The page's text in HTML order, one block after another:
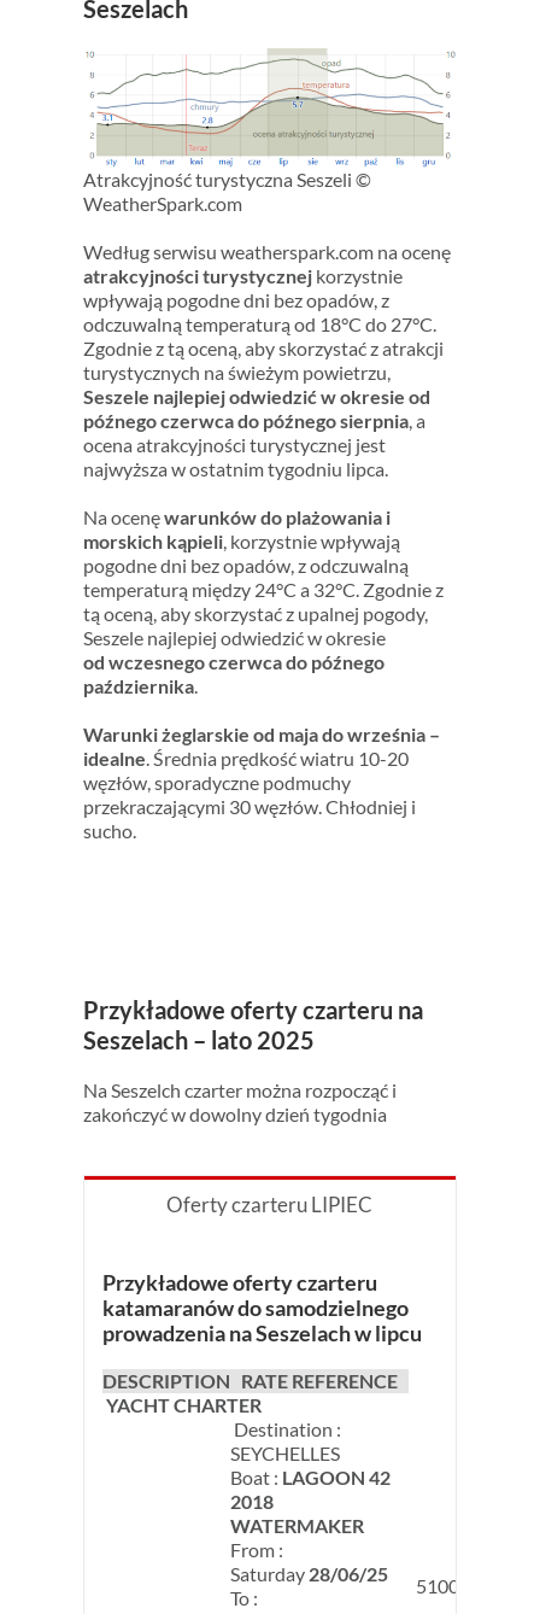
Seszelach
Atrakcyjność turystyczna Seszeli ©
WeatherSpark.com
Według serwisu weatherspark.com na ocenę
atrakcyjności turystycznejkorzystnie
wpływają pogodne dni bez opadów, z
odczuwalną temperaturą od 18°C do 27°C.
Zgodnie z tą oceną, aby skorzystać z atrakcji
turystycznych na świeżym powietrzu,
Seszele najlepiej odwiedzić w okresie od
późnego czerwca do późnego sierpnia, a
ocena atrakcyjności turystycznej jest
najwyższa w ostatnim tygodniu lipca.
Na ocenęwarunków do plażowania i
morskich kąpieli, korzystnie wpływają
pogodne dni bez opadów, z odczuwalną
temperaturą między 24°C a 32°C. Zgodnie z
tą oceną, aby skorzystać z upalnej pogody,
Seszele najlepiej odwiedzić w okresie
od wczesnego czerwca do późnego
października.
Warunki żeglarskie od maja do września –
idealne. Średnia prędkość wiatru 10-20
węzłów, sporadyczne podmuchy
przekraczającymi 30 węzłów. Chłodniej i
sucho.
Przykładowe oferty czarteru na
Seszelach – lato 2025
Na Seszelch czarter można rozpocząć i
zakończyć w dowolny dzień tygodnia
Oferty czarteru LIPIEC
Przykładowe oferty czarteru
katamaranów do samodzielnego
prowadzenia na Seszelach w lipcu
DESCRIPTION RATE REFERENCE
YACHT CHARTER
Destination :
SEYCHELLES
Boat : LAGOON 42
2018
WATERMAKER
From :
Saturday 28/06/25
To :
5100 €